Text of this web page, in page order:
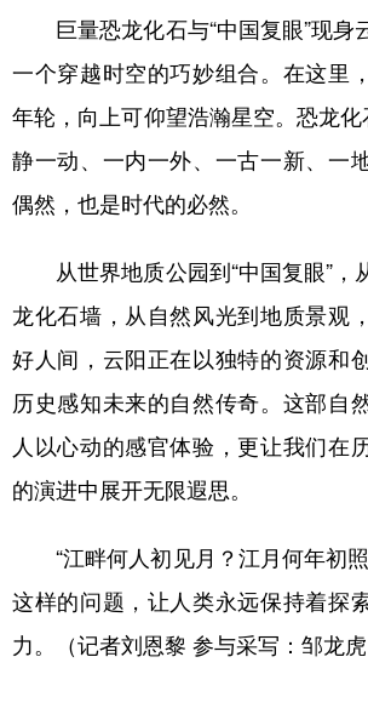
巨量恐龙化石与“中国复眼”现身
一个穿越时空的巧妙组合。在这里
年轮，向上可仰望浩瀚星空。恐龙化
静一动、一内一外、一古一新、一
偶然，也是时代的必然。
从世界地质公园到“中国复眼”，
龙化石墙，从自然风光到地质景观
好人间，云阳正在以独特的资源和
历史感知未来的自然传奇。这部自
人以心动的感官体验，更让我们在
的演进中展开无限遐思。
“江畔何人初见月？江月何年初照
这样的问题，让人类永远保持着探
力。（记者刘恩黎 参与采写：邹龙虎